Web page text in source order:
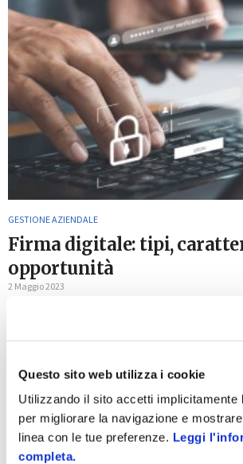
Questo sito web utilizza i cookie
Utilizzando il sito accetti implicitamente
per migliorare la navigazione e
linea con le tue preferenze. Leggi
completa.
GESTIONE AZIENDALE
Firma digitale: tipi,
opportunità
2 Maggio 2023
La firma digitale è ormai una realtà
parliamo di qualcosa che viene utilizzata
prime regole tecniche relative a questo